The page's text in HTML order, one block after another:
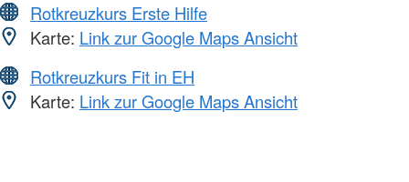
Rotkreuzkurs Erste Hilfe
Karte: Link zur Google Maps Ansicht
Rotkreuzkurs Fit in EH
Karte: Link zur Google Maps Ansicht